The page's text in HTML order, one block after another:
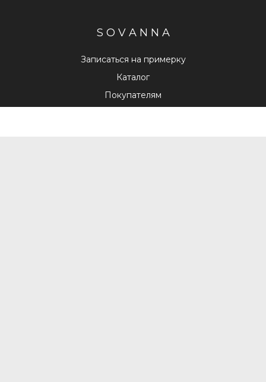
S O V A N N A
Каталог
Покупателям
Записаться на примерку